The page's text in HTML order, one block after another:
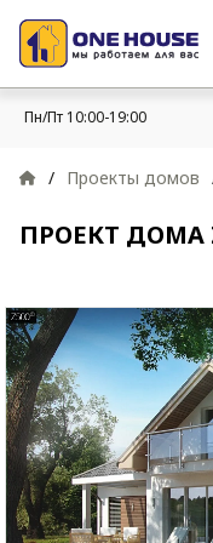
Пн/Пт 10:00-19:00
/ Проекты домов
ПРОЕКТ ДОМА